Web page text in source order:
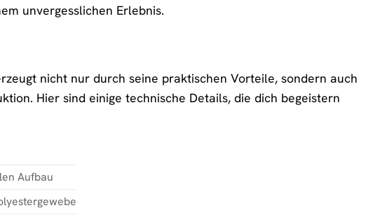
unvergesslichen Erlebnis.
nicht nur durch seine praktischen Vorteile, sondern auch
Hier sind einige technische Details, die dich begeistern
Aufbau